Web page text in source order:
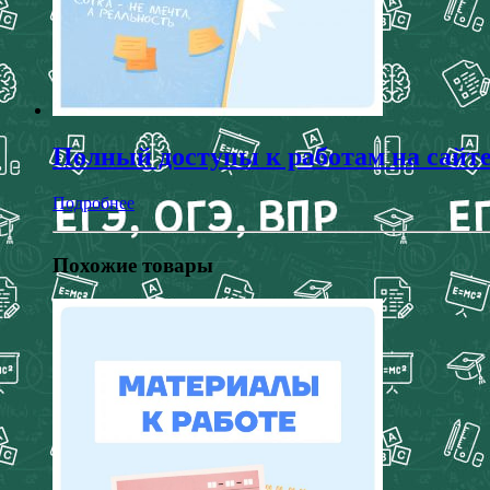
Полный доступы к работам на
Подробнее
Похожие товары